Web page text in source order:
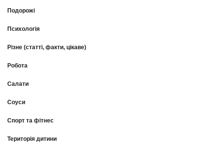
Подорожі
Психологія
Різне (статті, факти, цікаве)
Робота
Салати
Соуси
Спорт та фітнес
Територія дитини